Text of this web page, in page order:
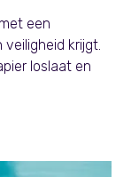
een
krijgt.
loslaat en